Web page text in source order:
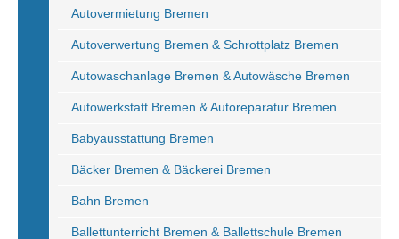
Autovermietung Bremen
Autoverwertung Bremen & Schrottplatz Bremen
Autowaschanlage Bremen & Autowäsche Bremen
Autowerkstatt Bremen & Autoreparatur Bremen
Babyausstattung Bremen
Bäcker Bremen & Bäckerei Bremen
Bahn Bremen
Ballettunterricht Bremen & Ballettschule Bremen